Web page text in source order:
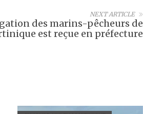
NEXT ARTICLE
des marins-pêcheurs de
est reçue en préfecture